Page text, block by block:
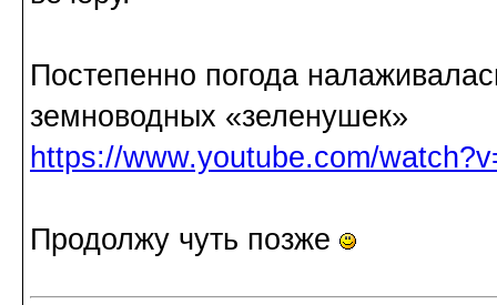
Постепенно погода
земноводных «зеленушек»
https://www.youtube.com/
Продолжу чуть позже